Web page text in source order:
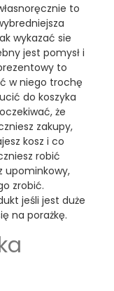
to
wykazać sie
jest pomysł i
to
w niego trochę
do koszyka
że
zakupy,
kosz i co
robić
upominkowy,
zrobić.
jeśli jest duże
na porażkę.